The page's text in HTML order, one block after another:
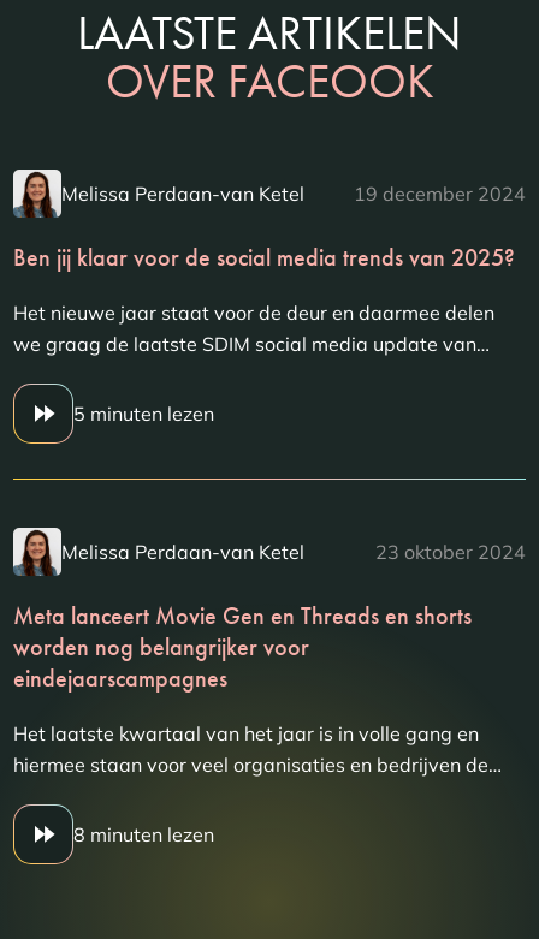
LAATSTE ARTIKELEN
OVER FACEOOK
Melissa Perdaan-van Ketel 19 december 2024
Ben jij klaar voor de social media trends van 2025?
Het nieuwe jaar staat voor de deur en daarmee delen
we graag de laatste SDIM social media update van…
5 minuten lezen
Melissa Perdaan-van Ketel 23 oktober 2024
Meta lanceert Movie Gen en Threads en shorts
worden nog belangrijker voor
eindejaarscampagnes
Het laatste kwartaal van het jaar is in volle gang en
hiermee staan voor veel organisaties en bedrijven de…
8 minuten lezen